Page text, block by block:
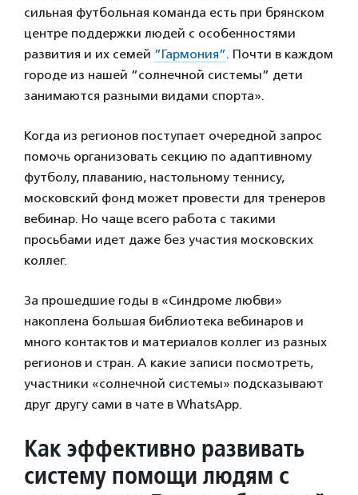
сильная футбольная команда есть при брянском
центре поддержки людей с особенностями
развития и их семей ”Гармония”. Почти в каждом
городе из нашей ”солнечной системы” дети
занимаются разными видами спорта».
Когда из регионов поступает очередной запрос
помочь организовать секцию по адаптивному
футболу, плаванию, настольному теннису,
московский фонд может провести для тренеров
вебинар. Но чаще всего работа с такими
просьбами идет даже без участия московских
коллег.
За прошедшие годы в «Синдроме любви»
накоплена большая библиотека вебинаров и
много контактов и материалов коллег из разных
регионов и стран. А какие записи посмотреть,
участники «солнечной системы» подсказывают
друг другу сами в чате в WhatsApp.
Как эффективно развивать
систему помощи людям с